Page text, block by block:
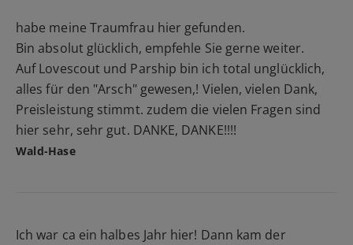
habe meine Traumfrau hier gefunden.
Bin absolut glücklich, empfehle Sie gerne weiter.
Auf Lovescout und Parship bin ich total unglücklich,
alles für den "Arsch" gewesen,! Vielen, vielen Dank,
Preisleistung stimmt. zudem die vielen Fragen sind
hier sehr, sehr gut. DANKE, DANKE!!!!
Wald-Hase
Ich war ca ein halbes Jahr hier! Dann kam der